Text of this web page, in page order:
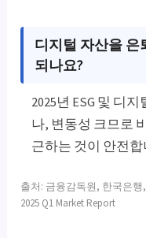
디지털 자산을
되나요?
2025년 ESG 및 디
나, 변동성 크므로
근하는 것이 안전합
출처: 금융감독원, 한국은행
2025 Q1 Market Report